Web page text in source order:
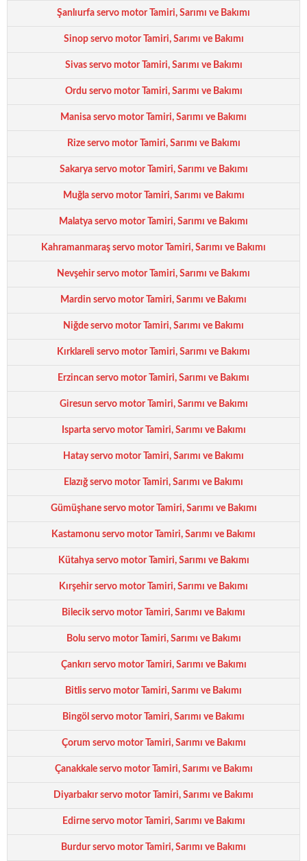
Şanlıurfa servo motor Tamiri, Sarımı ve Bakımı
Sinop servo motor Tamiri, Sarımı ve Bakımı
Sivas servo motor Tamiri, Sarımı ve Bakımı
Ordu servo motor Tamiri, Sarımı ve Bakımı
Manisa servo motor Tamiri, Sarımı ve Bakımı
Rize servo motor Tamiri, Sarımı ve Bakımı
Sakarya servo motor Tamiri, Sarımı ve Bakımı
Muğla servo motor Tamiri, Sarımı ve Bakımı
Malatya servo motor Tamiri, Sarımı ve Bakımı
Kahramanmaraş servo motor Tamiri, Sarımı ve Bakımı
Nevşehir servo motor Tamiri, Sarımı ve Bakımı
Mardin servo motor Tamiri, Sarımı ve Bakımı
Niğde servo motor Tamiri, Sarımı ve Bakımı
Kırklareli servo motor Tamiri, Sarımı ve Bakımı
Erzincan servo motor Tamiri, Sarımı ve Bakımı
Giresun servo motor Tamiri, Sarımı ve Bakımı
Isparta servo motor Tamiri, Sarımı ve Bakımı
Hatay servo motor Tamiri, Sarımı ve Bakımı
Elazığ servo motor Tamiri, Sarımı ve Bakımı
Gümüşhane servo motor Tamiri, Sarımı ve Bakımı
Kastamonu servo motor Tamiri, Sarımı ve Bakımı
Kütahya servo motor Tamiri, Sarımı ve Bakımı
Kırşehir servo motor Tamiri, Sarımı ve Bakımı
Bilecik servo motor Tamiri, Sarımı ve Bakımı
Bolu servo motor Tamiri, Sarımı ve Bakımı
Çankırı servo motor Tamiri, Sarımı ve Bakımı
Bitlis servo motor Tamiri, Sarımı ve Bakımı
Bingöl servo motor Tamiri, Sarımı ve Bakımı
Çorum servo motor Tamiri, Sarımı ve Bakımı
Çanakkale servo motor Tamiri, Sarımı ve Bakımı
Diyarbakır servo motor Tamiri, Sarımı ve Bakımı
Edirne servo motor Tamiri, Sarımı ve Bakımı
Burdur servo motor Tamiri, Sarımı ve Bakımı